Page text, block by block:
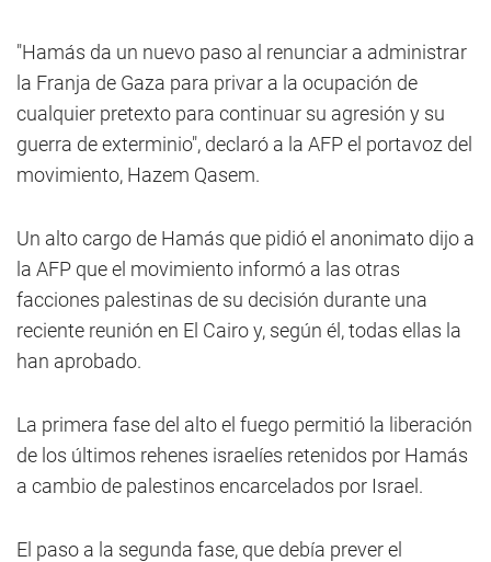
"Hamás da un nuevo paso al renunciar a administrar
la Franja de Gaza para privar a la ocupación de
cualquier pretexto para continuar su agresión y su
guerra de exterminio", declaró a la AFP el portavoz del
movimiento, Hazem Qasem.
Un alto cargo de Hamás que pidió el anonimato dijo a
la AFP que el movimiento informó a las otras
facciones palestinas de su decisión durante una
reciente reunión en El Cairo y, según él, todas ellas la
han aprobado.
La primera fase del alto el fuego permitió la liberación
de los últimos rehenes israelíes retenidos por Hamás
a cambio de palestinos encarcelados por Israel.
El paso a la segunda fase, que debía prever el